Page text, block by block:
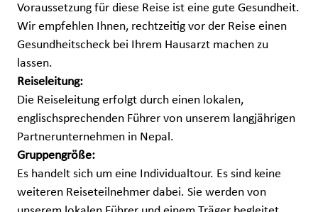
Voraussetzung für diese Reise ist eine gute Gesundheit.
Wir empfehlen Ihnen, rechtzeitig vor der Reise einen
Gesundheitscheck bei Ihrem Hausarzt machen zu
lassen.
Reiseleitung:
Die Reiseleitung erfolgt durch einen lokalen,
englischsprechenden Führer von unserem langjährigen
Partnerunternehmen in Nepal.
Gruppengröße:
Es handelt sich um eine Individualtour. Es sind keine
weiteren Reiseteilnehmer dabei. Sie werden von